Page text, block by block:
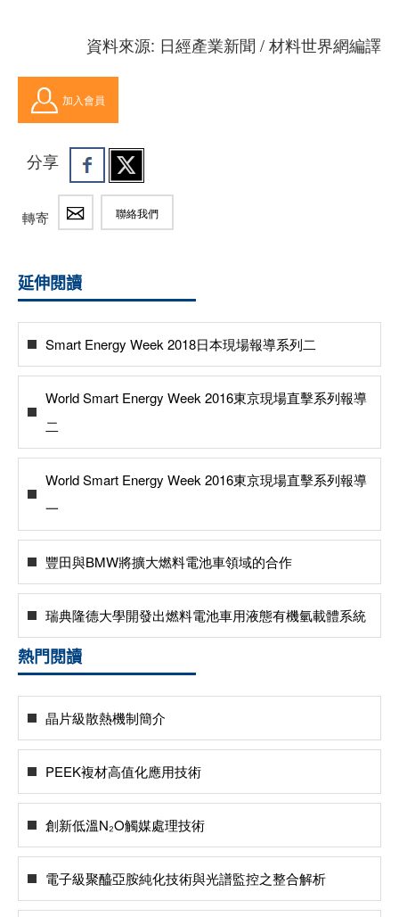
資料來源: 日經產業新聞 / 材料世界網編譯
加入會員
分享
轉寄 聯絡我們
延伸閱讀
Smart Energy Week 2018日本現場報導系列二
World Smart Energy Week 2016東京現場直擊系列報導
二
World Smart Energy Week 2016東京現場直擊系列報導
一
豐田與BMW將擴大燃料電池車領域的合作
瑞典隆德大學開發出燃料電池車用液態有機氫載體系統
熱門閱讀
晶片級散熱機制簡介
PEEK複材高值化應用技術
創新低溫N₂O觸媒處理技術
電子級聚醯亞胺純化技術與光譜監控之整合解析